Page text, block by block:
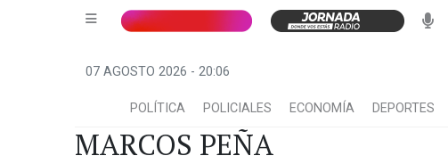
07 AGOSTO 2026 - 20:06
POLÍTICA POLICIALES ECONOMÍA DEPORTES
MARCOS PEÑA